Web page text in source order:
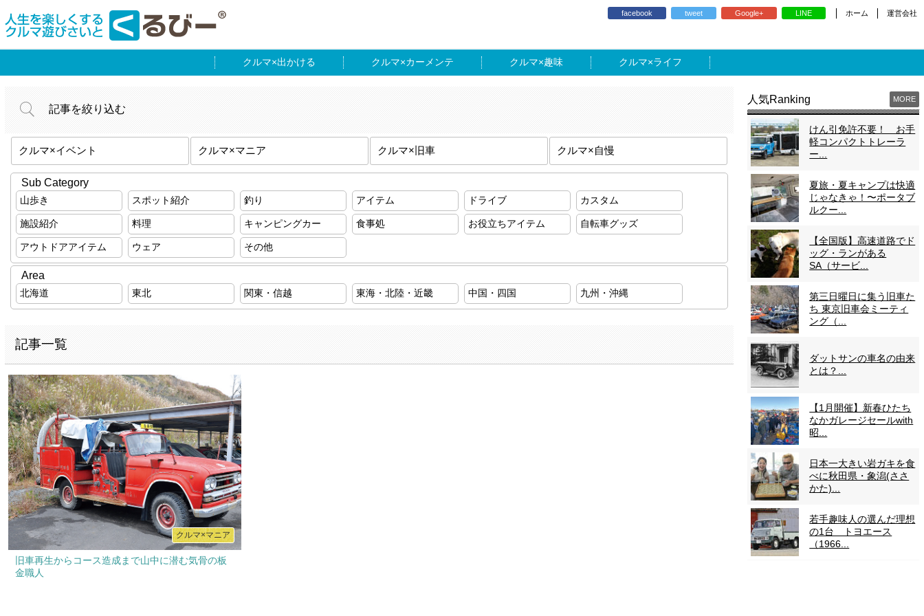
facebook tweet Google+ LINE ホーム 運営会社
出かける カーメンテ 趣味 ライフ
記事を絞り込む
クルマ×イベント クルマ×マニア クルマ×旧車 クルマ×自慢
Sub Category
山歩き スポット紹介 釣り アイテム ドライブ カスタム
施設紹介 料理 キャンピングカー 食事処 お役立ちアイテム 自転車グッズ
アウトドアアイテム ウェア その他
Area
北海道 東北 関東・信越 東海・北陸・近畿 中国・四国 九州・沖縄
記事一覧
クルマ×マニア
旧車再生からコース造成まで山中に潜む気骨の板
金職人
人気Ranking MORE
けん引免許不要！ お手
軽コンパクトトレーラ
ー...
夏旅・夏キャンプは快適
じゃなきゃ！〜ポータブ
ルクー...
【全国版】高速道路でド
ッグ・ランがある
SA（サービ...
第三日曜日に集う旧車た
ち 東京旧車会ミーティ
ング（...
ダットサンの車名の由来
とは？...
【1月開催】新春ひたち
なかガレージセールwith
昭...
日本一大きい岩ガキを食
べに秋田県・象潟(ささ
かた)...
若手趣味人の選んだ理想
の1台 トヨエース
（1966...